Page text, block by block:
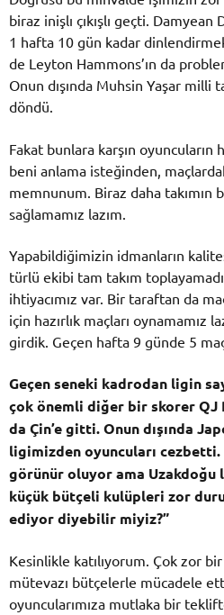
biraz inişlı çıkışlı geçti. Damyean
1 hafta 10 gün kadar
de Leyton Hammons’ın da
Onun dışında Muhsin Yaşar milli
döndü.
Fakat bunlara karşın oyuncuların
beni anlama isteğinden,
memnunum. Biraz daha takımın
sağlamamız lazım.
Yapabildiğimizin idmanların
türlü ekibi tam takım
ihtiyacımız var. Bir taraftan da
için hazırlık maçları oynamamız
girdik. Geçen hafta 9 günde 5
Geçen seneki kadrodan ligin
çok önemli diğer bir skorer
da Çin’e gitti. Onun dışında
ligimizden oyuncuları cezbetti.
görünür oluyor ama Uzakdoğu
küçük bütçeli kulüpleri zor
ediyor diyebilir miyiz?”
Kesinlikle katılıyorum. Çok zor
mütevazı bütçelerle mücadele
oyuncularımıza mutlaka bir